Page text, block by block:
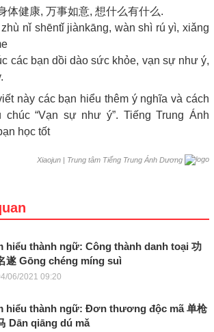
体健康, 万事如意, 想什么有什么.
nǐ shēntǐ jiànkāng, wàn shì rú yì, xiǎng
các bạn dồi dào sức khỏe, vạn sự như ý,
này các bạn hiểu thêm ý nghĩa và cách
“Vạn sự như ý”. Tiếng Trung Ánh
học tốt
Xiaojun | Trung tâm Tiếng Trung Ánh Dương
hiểu thành ngữ: Công thành danh toại 功
遂 Gōng chéng míng suì
06/2021 09:20
hiểu thành ngữ: Đơn thương độc mã 单枪
Dān qiāng dú mǎ